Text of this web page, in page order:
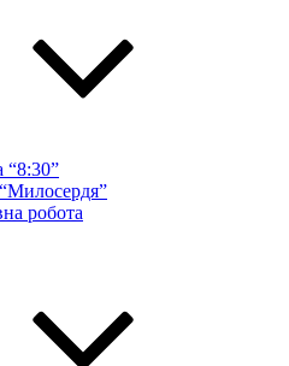
“8:30”
робота